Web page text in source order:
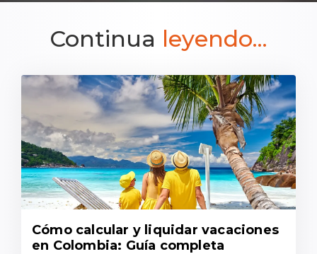
Continua leyendo...
Cómo calcular y liquidar vacaciones
en Colombia: Guía completa